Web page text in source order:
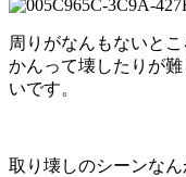
周りがなんもないと
かんって壊したりが
いです。
取り壊しのシーンな